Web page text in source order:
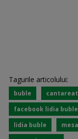
Tagurile articolului:
buble
facebook lidia buble
lidia buble